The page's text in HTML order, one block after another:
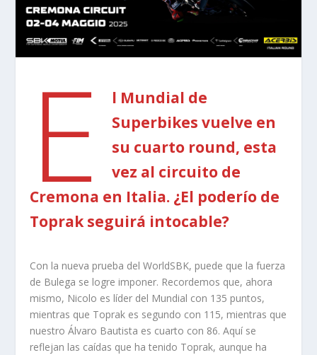
E
l Mundial de
Superbikes vuelve en
su cuarto round, esta
vez al circuito de
Cremona en Italia. ¿El poderío de
Toprak seguirá intocable?
Con la nueva prueba del WorldSBK, puede que la fuerza
de Bulega se logre imponer. Recordemos que, ahora
mismo, Nicolo es líder del Mundial con 135 puntos,
mientras que Toprak es segundo con 115, mientras que
nuestro Álvaro Bautista es cuarto con 86. Aquí se
reflejan las caídas que ha tenido Toprak, aunque ha